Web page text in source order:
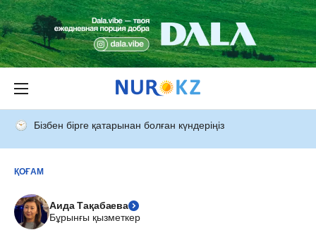
Бізбен бірге қатарынан болған күндеріңіз
ҚОҒАМ
Аида Тақабаева
Бұрынғы қызметкер